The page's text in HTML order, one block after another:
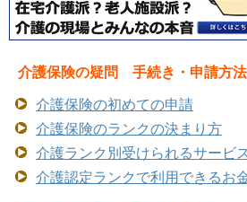
介護保険の疑問 手続き・申請方法
介護保険の初めての申請
介護保険のランクの決まり方
介護ランク別受けられるサービス
介護認定ランクで利用できるお